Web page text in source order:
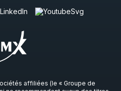
affiliées (le « Groupe de